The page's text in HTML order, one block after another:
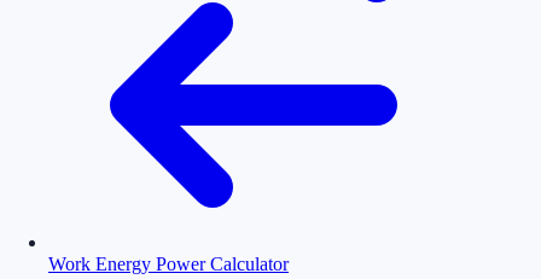
Work Energy Power Calculator